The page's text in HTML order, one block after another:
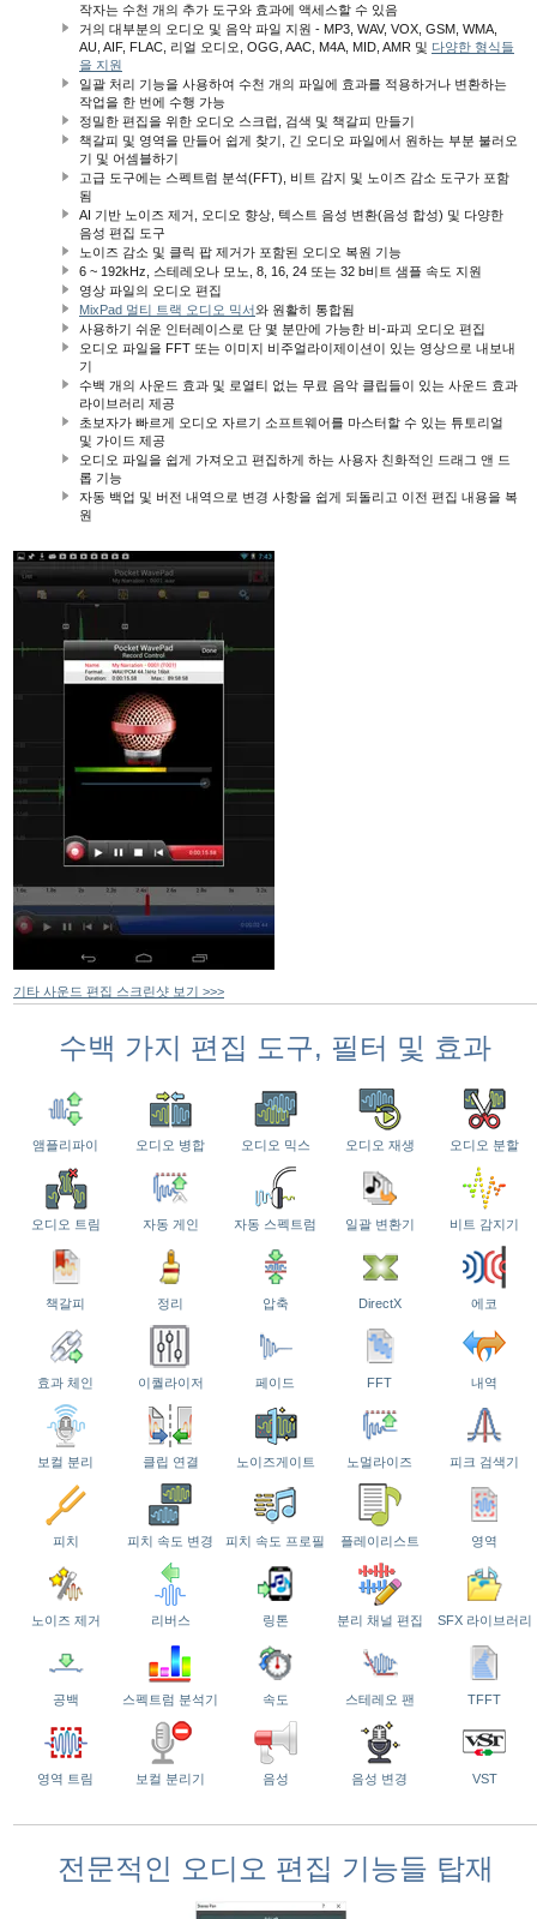
작자는 수천 개의 추가 도구와 효과에 액세스할 수 있음
거의 대부분의 오디오 및 음악 파일 지원 - MP3, WAV, VOX, GSM, WMA,
AU, AIF, FLAC, 리얼 오디오, OGG, AAC, M4A, MID, AMR 및 다양한 형식들
을 지원
일괄 처리 기능을 사용하여 수천 개의 파일에 효과를 적용하거나 변환하는
작업을 한 번에 수행 가능
정밀한 편집을 위한 오디오 스크럽, 검색 및 책갈피 만들기
책갈피 및 영역을 만들어 쉽게 찾기, 긴 오디오 파일에서 원하는 부분 불러오
기 및 어셈블하기
고급 도구에는 스펙트럼 분석(FFT), 비트 감지 및 노이즈 감소 도구가 포함
됨
AI 기반 노이즈 제거, 오디오 향상, 텍스트 음성 변환(음성 합성) 및 다양한
음성 편집 도구
노이즈 감소 및 클릭 팝 제거가 포함된 오디오 복원 기능
6 ~ 192kHz, 스테레오나 모노, 8, 16, 24 또는 32 b비트 샘플 속도 지원
영상 파일의 오디오 편집
MixPad 멀티 트랙 오디오 믹서와 원활히 통합됨
사용하기 쉬운 인터레이스로 단 몇 분만에 가능한 비-파괴 오디오 편집
오디오 파일을 FFT 또는 이미지 비주얼라이제이션이 있는 영상으로 내보내
기
수백 개의 사운드 효과 및 로열티 없는 무료 음악 클립들이 있는 사운드 효과
라이브러리 제공
초보자가 빠르게 오디오 자르기 소프트웨어를 마스터할 수 있는 튜토리얼
및 가이드 제공
오디오 파일을 쉽게 가져오고 편집하게 하는 사용자 친화적인 드래그 앤 드
롭 기능
자동 백업 및 버전 내역으로 변경 사항을 쉽게 되돌리고 이전 편집 내용을 복
원
기타 사운드 편집 스크린샷 보기 >>>
수백 가지 편집 도구, 필터 및 효과
앰플리파이 오디오 병합 오디오 믹스 오디오 재생 오디오 분할
오디오 트림 자동 게인 자동 스펙트럼 일괄 변환기 비트 감지기
책갈피 정리 압축 DirectX 에코
효과 체인 이퀄라이저 페이드 FFT 내역
보컬 분리 클립 연결 노이즈게이트 노멀라이즈 피크 검색기
피치 피치 속도 변경 피치 속도 프로필 플레이리스트 영역
노이즈 제거 리버스 링톤 분리 채널 편집 SFX 라이브러리
공백 스펙트럼 분석기 속도 스테레오 팬 TFFT
영역 트림 보컬 분리기 음성 음성 변경 VST
전문적인 오디오 편집 기능들 탑재